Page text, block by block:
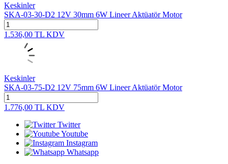
Keskinler
SKA-03-30-D2 12V 30mm 6W Lineer Aktüatör Motor
1.536,00 TL KDV
Keskinler
SKA-03-75-D2 12V 75mm 6W Lineer Aktüatör Motor
1.776,00 TL KDV
Twitter
Youtube
Instagram
Whatsapp